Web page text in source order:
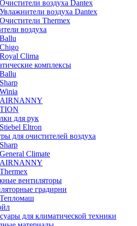
Очистители воздуха Dantex
Увлажнители воздуха Dantex
Очистители Thermex
воздуха
Ballu
Chigo
Royal Clima
комплексы
Ballu
Sharp
Winia
AIRNANNY
TION
для рук
Stiebel Eltron
для очистителей воздуха
Sharp
General Climate
AIRNANNY
Thermex
вентиляторы
градирни
Тепломаш
для климатической техники